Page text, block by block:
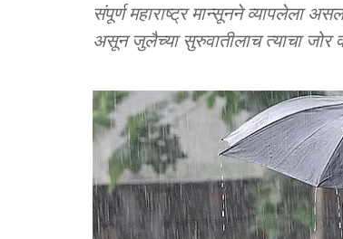
संपूर्ण महाराष्ट्र मान्सूनने व्यापलेला
असून जुलैच्या सुरुवातीलाच त्याचा जोर